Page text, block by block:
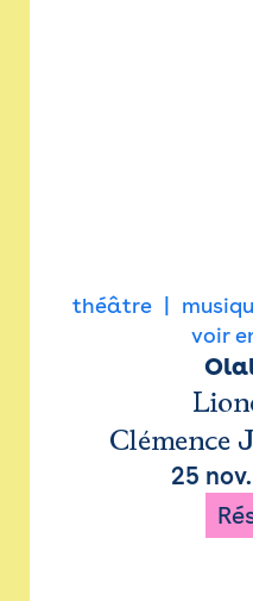
théâtre
voir
Clémence
25 nov.